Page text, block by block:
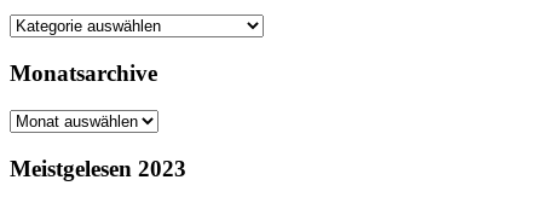
Kategorien
Monatsarchive
Monatsarchive
Meistgelesen 2023